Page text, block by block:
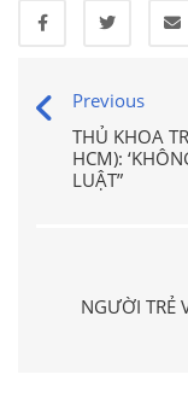
Previous
THỦ KHOA
HCM):
LUẬT”
NGƯỜI TRẺ